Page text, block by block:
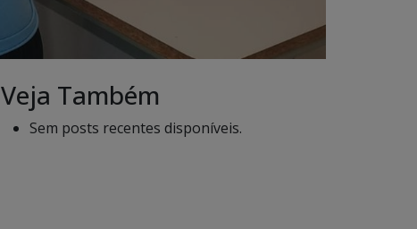
Veja Também
Sem posts recentes disponíveis.